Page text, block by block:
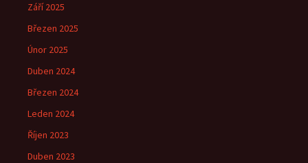
Září 2025
Březen 2025
Únor 2025
Duben 2024
Březen 2024
Leden 2024
Říjen 2023
Duben 2023